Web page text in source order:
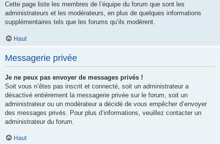
Cette page liste les membres de l’équipe du forum que sont les
administrateurs et les modérateurs, en plus de quelques informations
supplémentaires tels que les forums qu’ils modèrent.
Haut
Messagerie privée
Je ne peux pas envoyer de messages privés !
Soit vous n’êtes pas inscrit et connecté, soit un administrateur a
désactivé entièrement la messagerie privée sur le forum, soit un
administrateur ou un modérateur a décidé de vous empêcher d’envoyer
des messages privés. Pour plus d’informations, veuillez contacter un
administrateur du forum.
Haut